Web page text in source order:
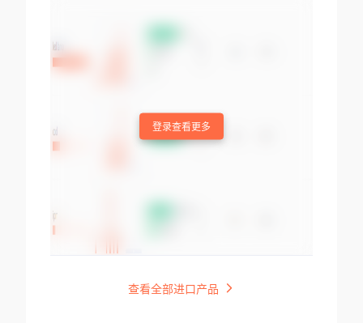
登录查看更多
查看全部进口产品